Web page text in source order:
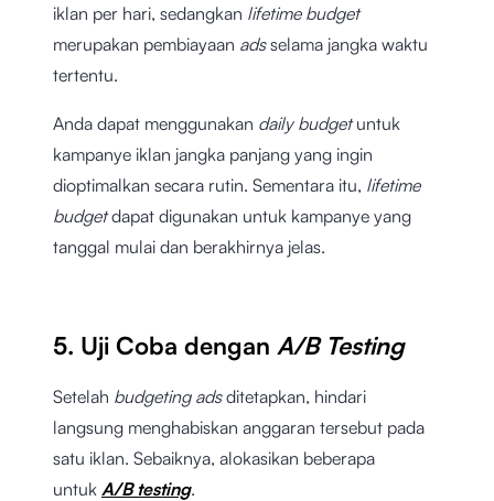
iklan per hari, sedangkan lifetime budget
merupakan pembiayaan adsselama jangka waktu
tertentu.
Anda dapat menggunakan daily budgetuntuk
kampanye iklan jangka panjang yang ingin
dioptimalkan secara rutin. Sementara itu, lifetime
budgetdapat digunakan untuk kampanye yang
tanggal mulai dan berakhirnya jelas.
5. Uji Coba dengan A/B Testing
Setelah budgeting adsditetapkan, hindari
langsung menghabiskan anggaran tersebut pada
satu iklan. Sebaiknya, alokasikan beberapa
untuk A/B testing.